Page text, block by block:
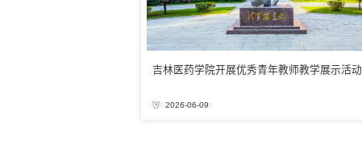
吉林医药学院开展优秀青年教师教学展示活动
2026-06-09